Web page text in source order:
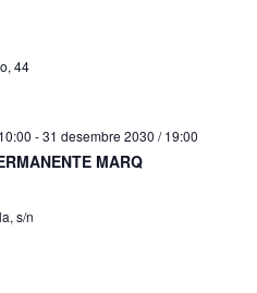
44
-31 desembre 2030 / 19:00
MARQ
s/n